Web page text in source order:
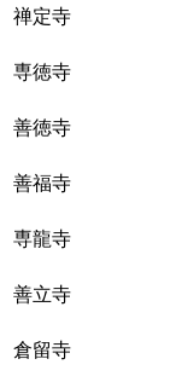
禅定寺
専徳寺
善徳寺
善福寺
専龍寺
善立寺
倉留寺